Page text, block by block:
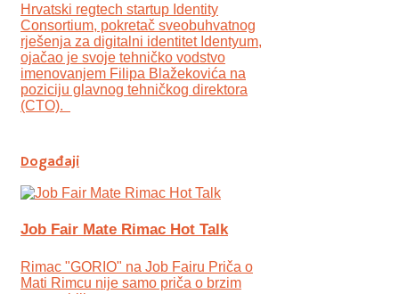
Hrvatski regtech startup Identity
Consortium, pokretač sveobuhvatnog
rješenja za digitalni identitet Identyum,
ojаčao je svoje tehničko vodstvo
imenovanjem Filipa Blažekovića na
poziciju glavnog tehničkog direktora
(CTO).
Događaji
Job Fair Mate Rimac Hot Talk
Rimac "GORIO" na Job Fairu Priča o
Mati Rimcu nije samo priča o brzim